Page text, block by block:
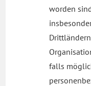
worden
falls